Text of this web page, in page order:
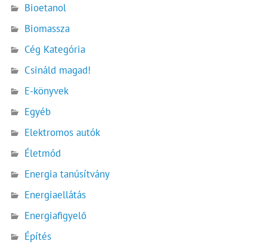
Bioetanol
Biomassza
Cég Kategória
Csináld magad!
E-könyvek
Egyéb
Elektromos autók
Életmód
Energia tanúsítvány
Energiaellátás
Energiafigyelő
Építés